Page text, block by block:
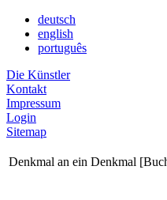
deutsch
english
português
Die Künstler
Kontakt
Impressum
Login
Sitemap
Denkmal an ein Denkmal